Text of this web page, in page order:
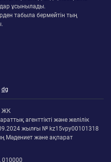
Лос-
кезінде тәжірибелі